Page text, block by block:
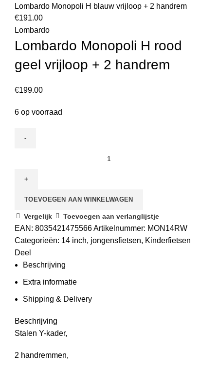
Lombardo Monopoli H blauw vrijloop + 2 handrem
€191.00
Lombardo
Lombardo Monopoli H rood
geel vrijloop + 2 handrem
€199.00
6 op voorraad
TOEVOEGEN AAN WINKELWAGEN
Vergelijk Toevoegen aan verlanglijstje
EAN: 8035421475566Artikelnummer: MON14RW
Categorieën: 14 inch, jongensfietsen, Kinderfietsen
Deel
Beschrijving
Extra informatie
Shipping & Delivery
Beschrijving
Stalen Y-kader,
2 handremmen,